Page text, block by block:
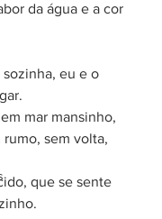
da água e a cor
eu e o
mar mansinho,
sem volta,
que se sente